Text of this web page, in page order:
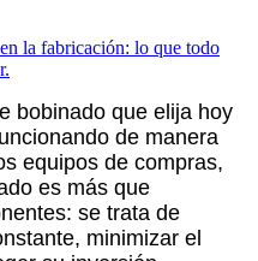
la fabricación: lo que todo
bobinado que elija hoy
de manera
equipos de compras,
es más que
se trata de
minimizar el